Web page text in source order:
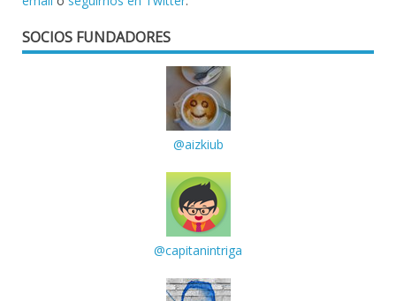
SOCIOS FUNDADORES
@aizkiub
@capitanintriga